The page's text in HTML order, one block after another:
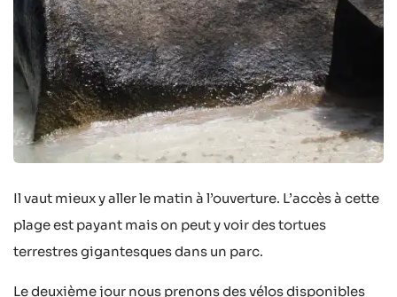
Il vaut mieux y aller le matin à l’ouverture. L’accès à cette
plage est payant mais on peut y voir des tortues
terrestres gigantesques dans un parc.
Le deuxième jour nous prenons des vélos disponibles